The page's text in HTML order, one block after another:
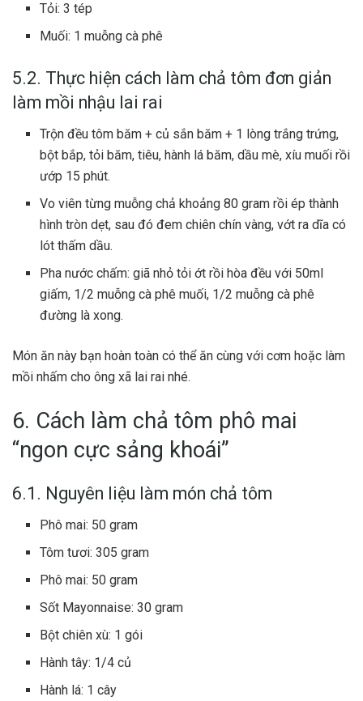
Tỏi: 3 tép
Muối: 1 muỗng cà phê
5.2. Thực hiện cách làm chả tôm đơn giản
làm mồi nhậu lai rai
Trộn đều tôm băm + củ sắn băm + 1 lòng trắng trứng,
bột bắp, tỏi băm, tiêu, hành lá băm, dầu mè, xíu muối rồi
ướp 15 phút.
Vo viên từng muỗng chả khoảng 80 gram rồi ép thành
hình tròn dẹt, sau đó đem chiên chín vàng, vớt ra dĩa có
lót thấm dầu.
Pha nước chấm: giã nhỏ tỏi ớt rồi hòa đều với 50ml
giấm, 1/2 muỗng cà phê muối, 1/2 muỗng cà phê
đường là xong.
Món ăn này bạn hoàn toàn có thể ăn cùng với cơm hoặc làm
mồi nhấm cho ông xã lai rai nhé.
6. Cách làm chả tôm phô mai
“ngon cực sảng khoái”
6.1. Nguyên liệu làm món chả tôm
Phô mai: 50 gram
Tôm tươi: 305 gram
Phô mai: 50 gram
Sốt Mayonnaise: 30 gram
Bột chiên xù: 1 gói
Hành tây: 1/4 củ
Hành lá: 1 cây